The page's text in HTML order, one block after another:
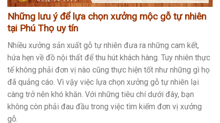
Những lưu ý để lựa chọn xưởng mộc gỗ tự nhiên
tại Phú Thọ uy tín
Nhiều xưởng sản xuất gỗ tự nhiên đưa ra những cam kết,
hứa hẹn về đồ nội thất để thu hút khách hàng. Tuy nhiên thực
tế không phải đơn vị nào cũng thực hiện tốt như những gì họ
đã quảng cáo. Vì vậy việc lựa chọn xưởng gỗ tự nhiên lại
càng trở nên khó khăn. Với những tiêu chí dưới đây, bạn
không còn phải đau đầu trong việc tìm kiếm đơn vị xưởng
gỗ.